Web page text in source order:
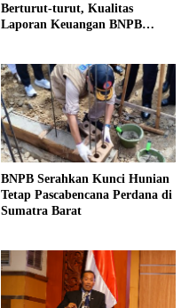
Berturut-turut, Kualitas
Laporan Keuangan BNPB
BNPB Serahkan Kunci Hunian
Tetap Pascabencana Perdana di
Sumatra Barat